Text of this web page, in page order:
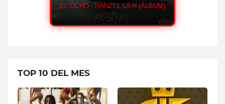
RED DOOM - DALEX (ÁLBUM)
TOP 10 DEL MES